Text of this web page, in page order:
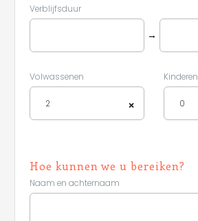
Verblijfsduur
→
Volwassenen
×
2
Kinderen
0
Hoe kunnen we u bereiken?
Naam en achternaam